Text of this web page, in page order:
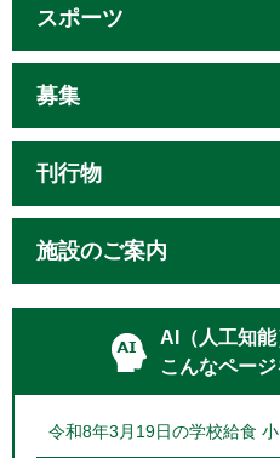
スポーツ
募集
刊行物
施設のご案内
AI（人工知能
こんなペー
令和8年3月19日の学校給食